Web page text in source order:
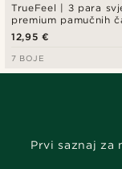
TrueFeel | 3 para
premium pamučnih
iznad gležnja
12,95 €
7 BOJE
Prvi saznaj za